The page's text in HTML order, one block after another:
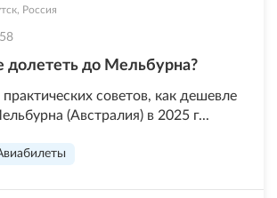
Россия
долететь до Мельбурна?
практических советов, как дешевле
(Австралия) в 2025 г...